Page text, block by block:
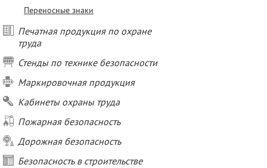
Переносные знаки
Печатная продукция по охране
труда
Стенды по технике безопасности
Маркировочная продукция
Кабинеты охраны труда
Пожарная безопасность
Дорожная безопасность
Безопасность в строительстве